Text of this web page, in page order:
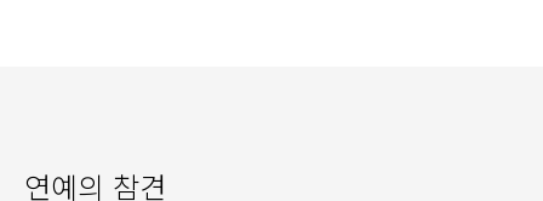
연예의 참견